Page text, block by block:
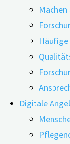
Häufige
Digitale
Kognitive
Lebensspanne
Aktivitäten
von leichten
und Demenz
der